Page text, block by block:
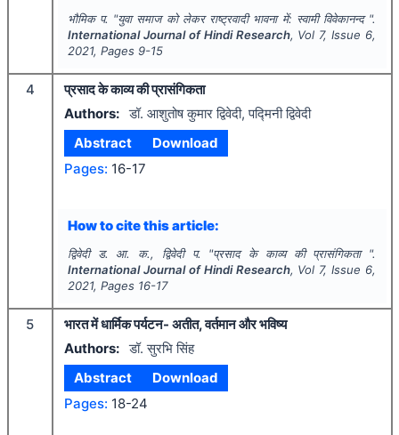
भौमिक प. "युवा समाज को लेकर राष्ट्रवादी भावना में: स्वामी विवेकानन्द ".
International Journal of Hindi Research, Vol 7, Issue 6,
2021, Pages 9-15
4
प्रसाद के काव्य की प्रासंगिकता
Authors: डॉ. आशुतोष कुमार द्विवेदी, पद्मिनी द्विवेदी
Abstract
Download
Pages: 16-17
How to cite this article:
द्विवेदी ड. आ. क., द्विवेदी प. "प्रसाद के काव्य की प्रासंगिकता ".
International Journal of Hindi Research, Vol 7, Issue 6,
2021, Pages 16-17
5
भारत में धार्मिक पर्यटन- अतीत, वर्तमान और भविष्य
Authors: डॉ. सुरभि सिंह
Abstract
Download
Pages: 18-24